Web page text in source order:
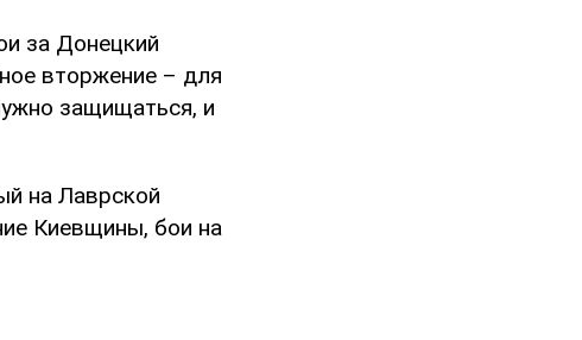
за Донецкий
вторжение – для
защищаться, и
на Лаврской
Киевщины, бои на